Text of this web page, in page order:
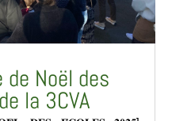
Noël des
la 3CVA